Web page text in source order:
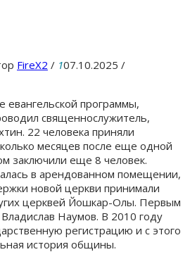
FireX2 / 107.10.2025 /
евангельской программы,
священнослужитель,
22 человека приняли
месяцев после еще одной
заключили еще 8 человек.
в арендованном помещении,
новой церкви принимали
церквей Йошкар-Олы. Первым
Наумов. В 2010 году
регистрацию и с этого
история общины.